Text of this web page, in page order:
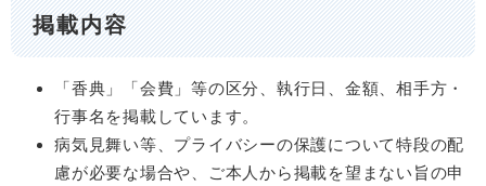
掲載内容
「香典」「会費」等の区分、執行日、金額、相手方・
行事名を掲載しています。
病気見舞い等、プライバシーの保護について特段の配
慮が必要な場合や、ご本人から掲載を望まない旨の申